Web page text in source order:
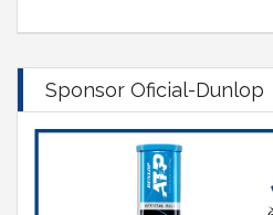
Sponsor Oficial-Dunlop